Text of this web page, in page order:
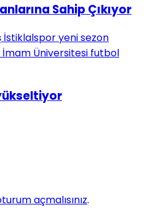
Sahip Çıkıyor
açmalısınız.